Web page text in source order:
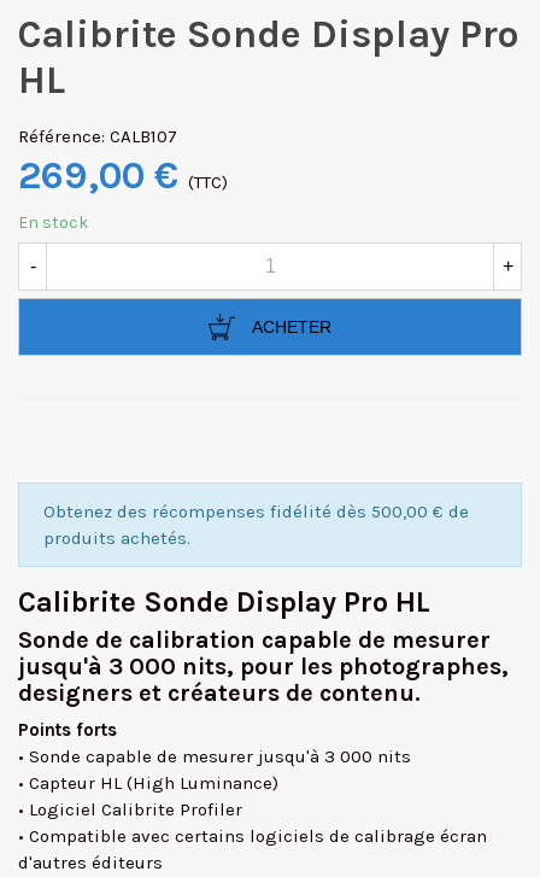
Calibrite Sonde Display Pro
HL
Référence: CALB107
269,00 € (TTC)
En stock
- +
ACHETER
Obtenez des récompenses fidélité dès 500,00 € de
produits achetés.
Calibrite Sonde Display Pro HL
Sonde de calibration capable de mesurer
jusqu'à 3 000 nits, pour les photographes,
designers et créateurs de contenu.
Points forts
• Sonde capable de mesurer jusqu'à 3 000 nits
• Capteur HL (High Luminance)
• Logiciel Calibrite Profiler
• Compatible avec certains logiciels de calibrage écran
d'autres éditeurs